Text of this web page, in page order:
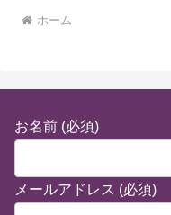
ホーム
お名前 (必須)
メールアドレス (必須)